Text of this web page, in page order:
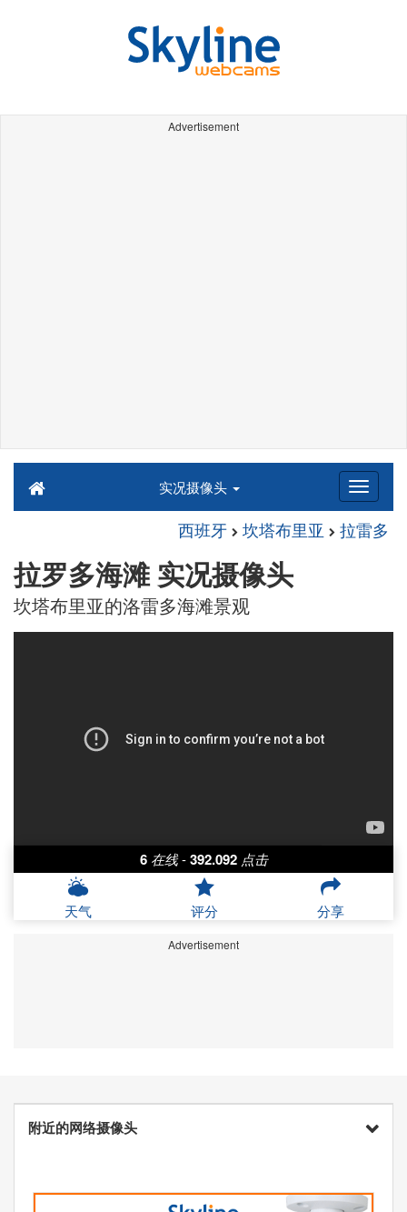
Advertisement
实况摄像头
西班牙 坎塔布里亚 拉雷多
拉罗多海滩 实况摄像头
坎塔布里亚的洛雷多海滩景观
6 在线 - 392.092 点击
天气 评分 分享
Advertisement
附近的网络摄像头